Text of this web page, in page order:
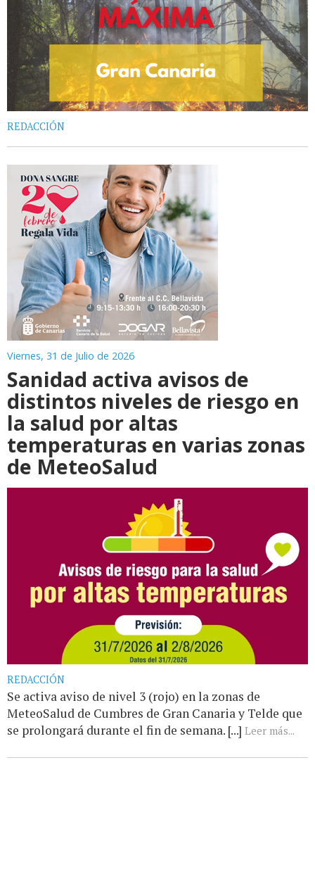
REDACCIÓN
Viernes, 31 de Julio de 2026
Sanidad activa avisos de
distintos niveles de riesgo en
la salud por altas
temperaturas en varias zonas
de MeteoSalud
REDACCIÓN
Se activa aviso de nivel 3 (rojo) en la zonas de
MeteoSalud de Cumbres de Gran Canaria y Telde que
se prolongará durante el fin de semana. [...] Leer más...